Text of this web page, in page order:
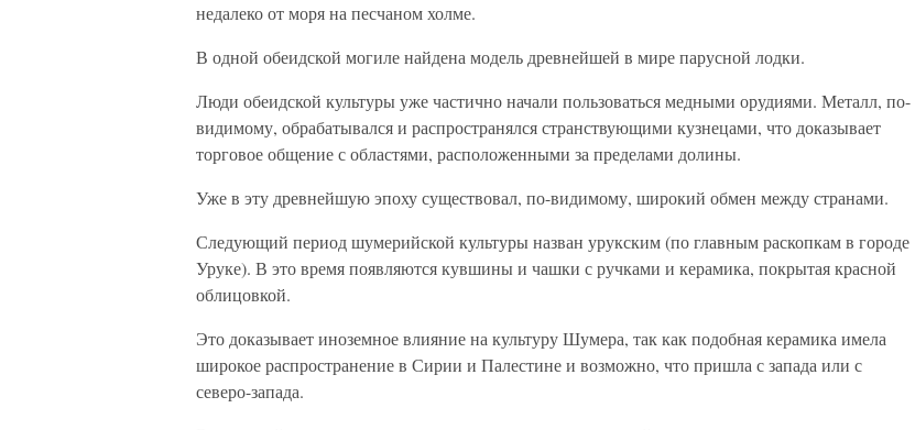
недалеко от моря на песчаном холме.
В одной обеидской могиле найдена модель древнейшей в мире парусной лодки.
Люди обеидской культуры уже частично начали пользоваться медными орудиями. Металл, по-
видимому, обрабатывался и распространялся странствующими кузнецами, что доказывает
торговое общение с областями, расположенными за пределами долины.
Уже в эту древнейшую эпоху существовал, по-видимому, широкий обмен между странами.
Следующий период шумерийской культуры назван урукским (по главным раскопкам в городе
Уруке). В это время появляются кувшины и чашки с ручками и керамика, покрытая красной
облицовкой.
Это доказывает иноземное влияние на культуру Шумера, так как подобная керамика имела
широкое распространение в Сирии и Палестине и возможно, что пришла с запада или с
северо-запада.